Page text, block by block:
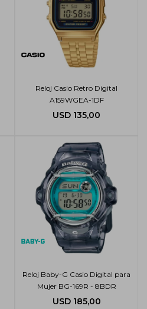
Reloj Casio Retro Digital
A159WGEA-1DF
USD 135,00
Reloj Baby-G Casio Digital para
Mujer BG-169R - 8BDR
USD 185,00